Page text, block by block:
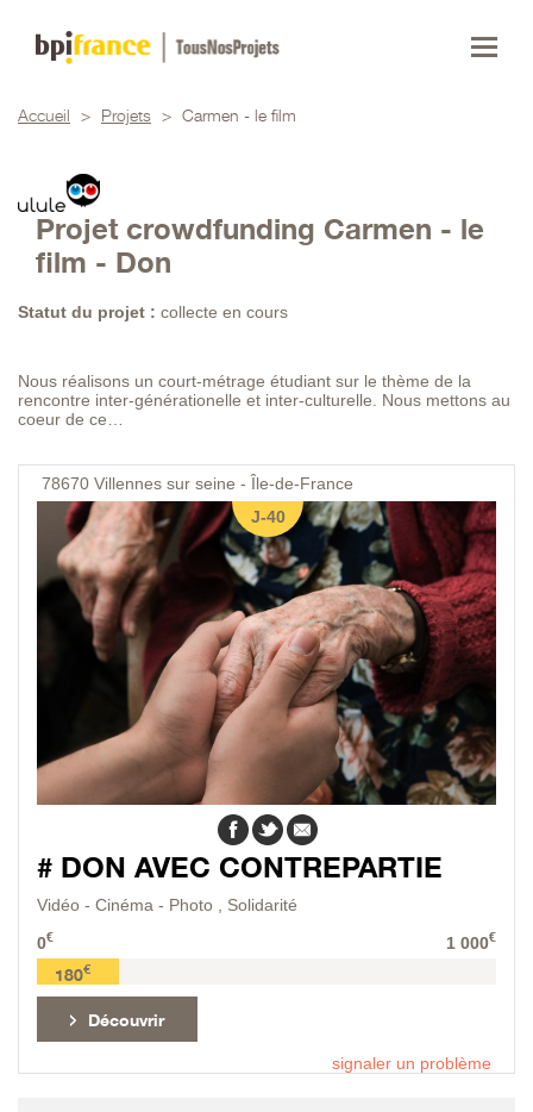
Accueil > Projets > Carmen - le film
Projet crowdfunding Carmen - le
film - Don
Statut du projet : collecte en cours
Nous réalisons un court-métrage étudiant sur le thème de la
rencontre inter-générationelle et inter-culturelle. Nous mettons au
coeur de ce…
78670 Villennes sur seine - Île-de-France
J-40
# DON AVEC CONTREPARTIE
Vidéo - Cinéma - Photo , Solidarité
0€ 1 000€
180€
Découvrir
signaler un problème